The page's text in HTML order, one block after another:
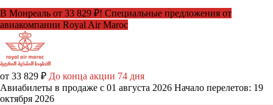
В Монреаль от 33 829 ₽! Специальные предложения от
авиакомпании Royal Air Maroc
от 33 829 ₽ До конца акции 74 дня
Авиабилеты в продаже с 01 августа 2026 Начало перелетов: 19
октября 2026